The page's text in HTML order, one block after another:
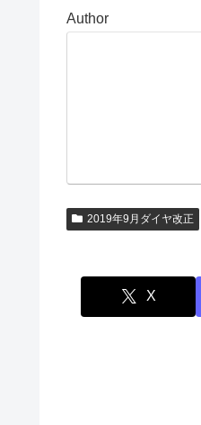
Author
2019年9月ダイヤ改正
X